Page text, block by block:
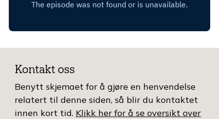
Kontakt oss
Benytt skjemaet for å gjøre en henvendelse
relatert til denne siden, så blir du kontaktet
innen kort tid. Klikk her for å se oversikt over